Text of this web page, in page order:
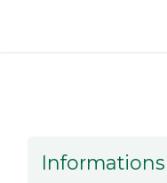
Informations